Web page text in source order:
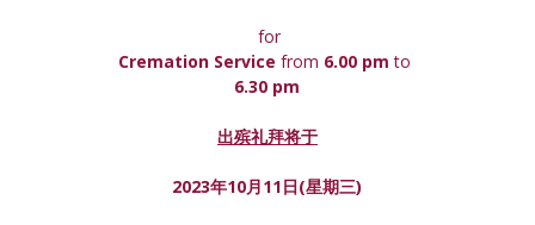
for
Cremation Service from 6.00 pm to
6.30 pm
出殡礼拜将于
2023年10月11日(星期三)